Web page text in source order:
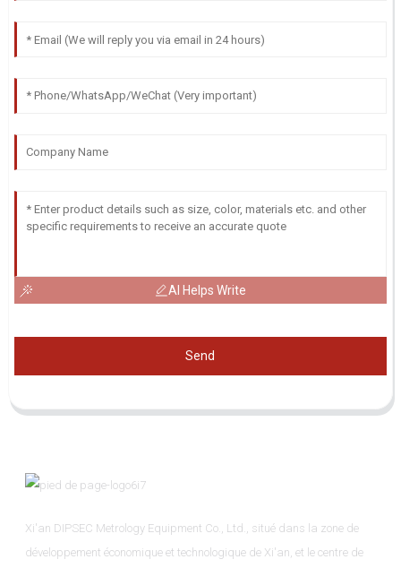
AI Helps Write
Send
Xi'an DIPSEC Metrology Equipment Co., Ltd., situé dans la zone de
développement économique et technologique de Xi'an, et le centre de